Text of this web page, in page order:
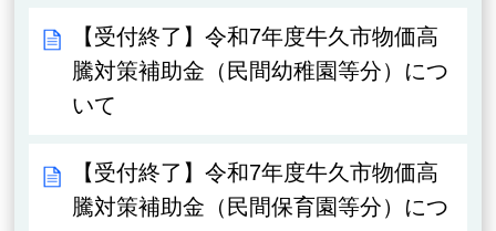
【受付終了】令和7年度牛久市物価高
騰対策補助金（民間幼稚園等分）につ
いて
【受付終了】令和7年度牛久市物価高
騰対策補助金（民間保育園等分）につ